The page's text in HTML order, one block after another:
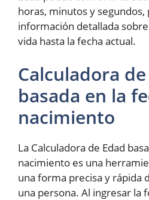
horas, minutos y
información detallada
vida hasta la fecha actual.
Calculadora
basada en la
nacimiento
La Calculadora de Edad
nacimiento es una
una forma precisa y rápida
una persona. Al ingresar la